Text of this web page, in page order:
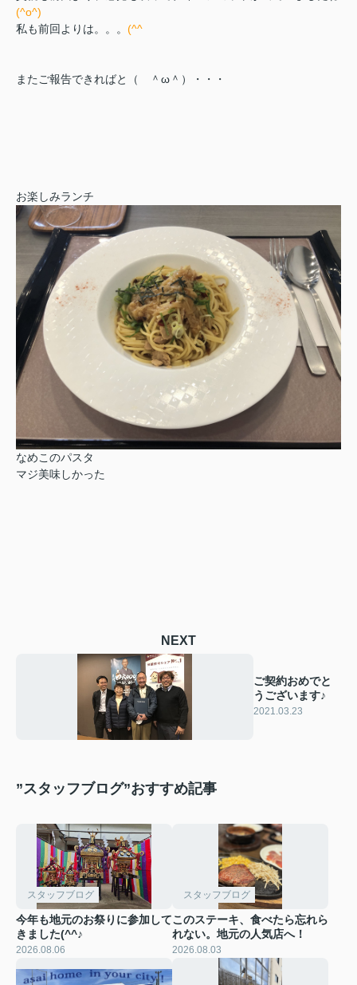
(^o^)
私も前回よりは。。。 (^^ゞ
またご報告できればと（ ＾ω＾）・・・
お楽しみランチ
なめこのパスタ
マジ美味しかった
NEXT
ご契約おめでと
うございます♪
2021.03.23
”スタッフブログ”おすすめ記事
スタッフブログ
今年も地元のお祭りに参加して
きました(^^♪
2026.08.06
スタッフブログ
このステーキ、食べたら忘れら
れない。地元の人気店へ！
2026.08.03